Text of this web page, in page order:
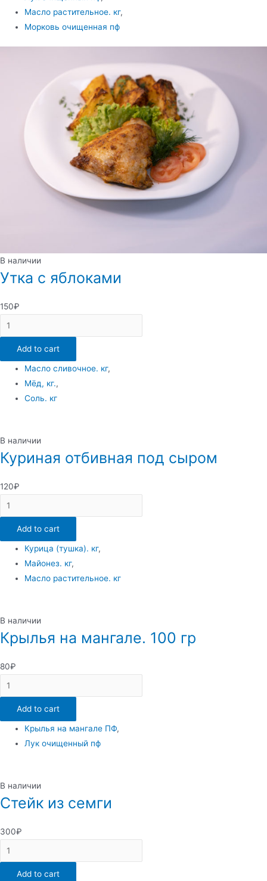
Масло растительное. кг,
Морковь очищенная пф
В наличии
Утка с яблоками
150₽
Утка
с
яблоками
quantity
Add to cart
Масло сливочное. кг,
Мёд, кг.,
Соль. кг
В наличии
Куриная отбивная под сыром
120₽
Куриная
отбивная
сыром
quantity
Add to cart
Курица (тушка). кг,
Майонез. кг,
Масло растительное. кг
В наличии
Крылья на мангале. 100 гр
80₽
Крылья
на
мангале.Add to cart
Крылья на мангале ПФ,
Лук очищенный пф
В наличии
Стейк из семги
300₽
Стейк
из
семгиAdd to cart